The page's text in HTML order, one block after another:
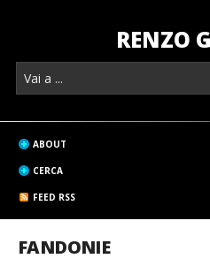
RENZO
ABOUT
CERCA
FEED RSS
FANDONIE